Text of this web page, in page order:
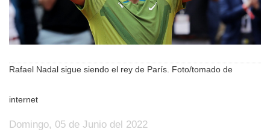
Rafael Nadal sigue siendo el rey de París. Foto/tomado de
internet
Domingo, 05 de Junio del 2022